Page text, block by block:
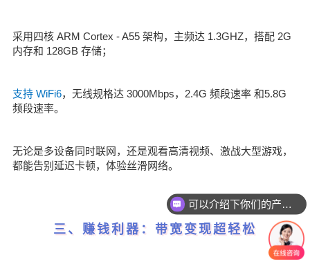
采用四核 ARM Cortex - A55 架构，主频达 1.3GHZ，搭配 2G
内存和 128GB 存储；
支持 WiFi6，无线规格达 3000Mbps，2.4G 频段速率 和5.8G
频段速率。
无论是多设备同时联网，还是观看高清视频、激战大型游戏，
都能告别延迟卡顿，体验丝滑网络。
三、赚钱利器：带宽变现超轻松
可以介绍下你们的产品么